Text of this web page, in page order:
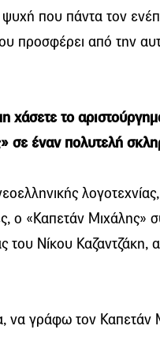
που πάντα τον
προσφέρει από την
το
σε έναν πολυτελή
ο «Καπετάν Μιχάλης»
του Νίκου Καζαντζάκη,
να γράφω τον Καπετάν